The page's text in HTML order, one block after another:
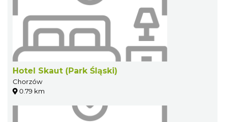
Hotel Skaut (Park Śląski)
Chorzów
0.79 km